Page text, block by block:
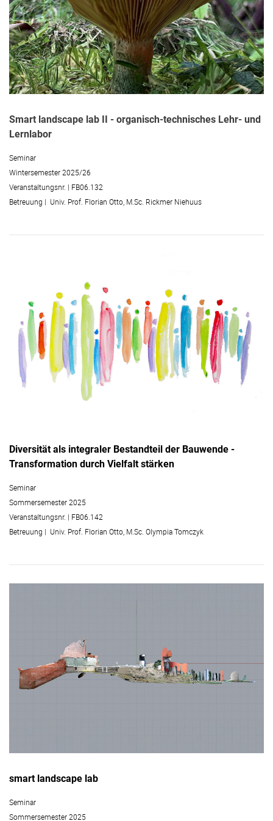
Exkursionen
Bachelor / Master Betreuung
Smart landscape lab II - organisch-technisches Lehr- und
Lernlabor
Seminar
Wintersemester 2025/26
Veranstaltungsnr. | FB06.132
Betreuung | Univ. Prof. Florian Otto, M.Sc. Rickmer Niehuus
Diversität als integraler Bestandteil der Bauwende -
Transformation durch Vielfalt stärken
Seminar
Sommersemester 2025
Veranstaltungsnr. | FB06.142
Betreuung | Univ. Prof. Florian Otto, M.Sc. Olympia Tomczyk
smart landscape lab
Seminar
Sommersemester 2025